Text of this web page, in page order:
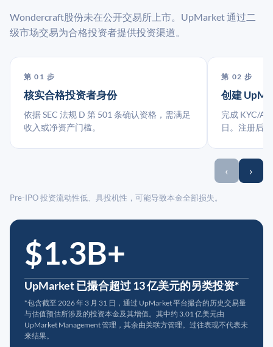
Wondercraft股份未在公开交易所上市。UpMarket 通过二
级市场交易为合格投资者提供投资渠道。
第 01 步
核实合格投资者身份
依据 SEC 法规 D 第 501 条确认资格，需满足
收入或净资产门槛。
第 02 步
创建
完成 KYC/
日。注册后
‹ ›
Pre-IPO 投资流动性低、具投机性，可能导致本金全部损失。
$1.3B+
UpMarket 已撮合超过 13 亿美元的另类投资*
*包含截至 2026 年 3 月 31 日，通过 UpMarket 平台撮合的历史交易量
与估值预估所涉及的投资本金及其增值。其中约 3.01 亿美元由
UpMarket Management 管理，其余由关联方管理。过往表现不代表未
来结果。